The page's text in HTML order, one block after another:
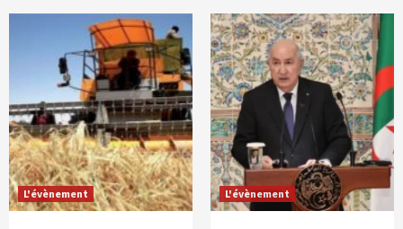
L'évènement L'évènement